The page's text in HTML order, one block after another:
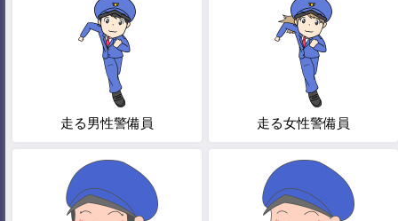
走る男性警備員 走る女性警備員